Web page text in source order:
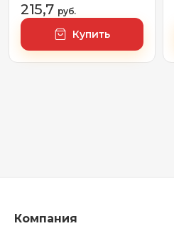
215,7 руб.
Купить
Компания